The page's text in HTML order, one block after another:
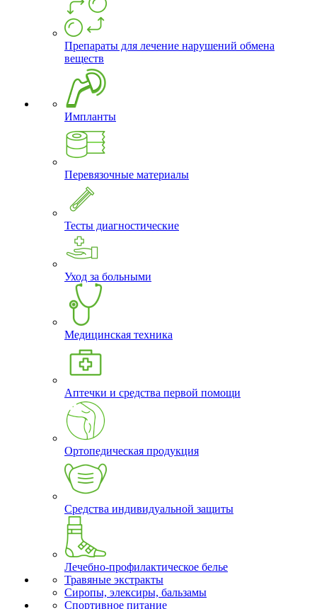
Препараты для лечение нарушений обмена
веществ
Импланты
Перевязочные материалы
Тесты диагностические
Уход за больными
Медицинская техника
Аптечки и средства первой помощи
Ортопедическая продукция
Средства индивидуальной защиты
Лечебно-профилактическое белье
Травяные экстракты
Сиропы, элексиры, бальзамы
Спортивное питание